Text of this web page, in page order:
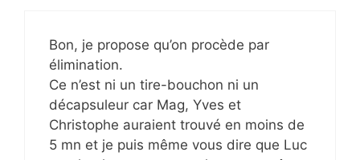
Bon, je propose qu’on procède par
élimination.
Ce n’est ni un tire-bouchon ni un
décapsuleur car Mag, Yves et
Christophe auraient trouvé en moins de
5 mn et je puis même vous dire que Luc